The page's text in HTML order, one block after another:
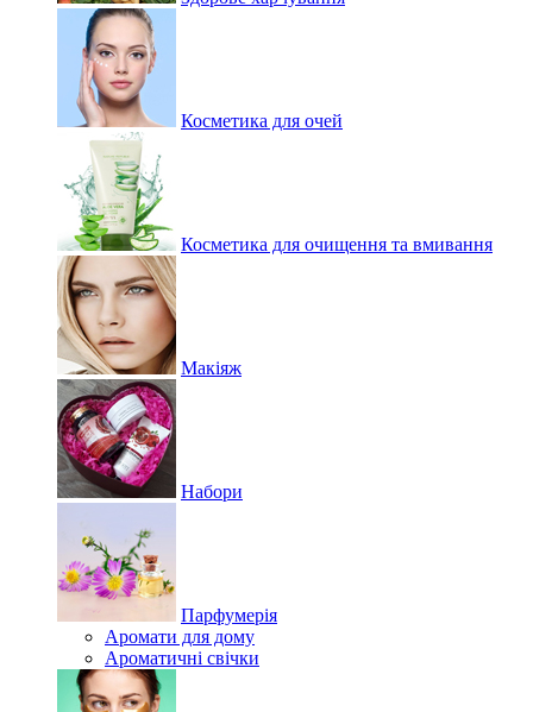
Косметика для очей
Косметика для очищення та вмивання
Макіяж
Набори
Парфумерія
Аромати для дому
Ароматичні свічки